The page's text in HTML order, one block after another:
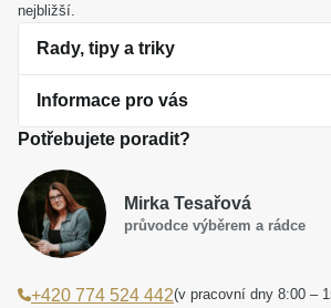
nejbližší.
Rady, tipy a triky
O perlách
Jak vybrat perlový šperk
Dárková inspirace
Smaltované a korálkové šperky jako trend
Laboratorní diamanty jsou budoucnost
Informace pro vás
Obchodní podmínky
Reklamační řád
Poučení o právu na odstoupení od smlouvy
Potřebujete poradit?
Mirka Tesařová
průvodce výběrem a rádce
+420 774 524 442(v pracovní dny 8:00 –